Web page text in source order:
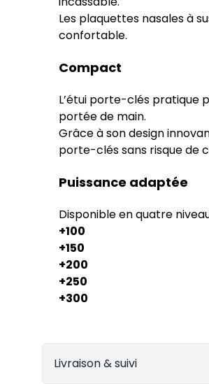
Les plaquettes nasales à
confortable.
Compact
L’étui porte-clés pratique
portée de main.
Grâce à son design
porte-clés sans risque de
Puissance adaptée
Disponible en quatre
+100
+150
+200
+250
+300
Livraison & suivi